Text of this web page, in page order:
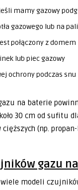
mamy gazowy
gazowego lub na
połączony z domem
lub piec gazowy
ochrony podczas snu
na baterie
30 cm od sufitu
cięższych (np.
gazu
modeli